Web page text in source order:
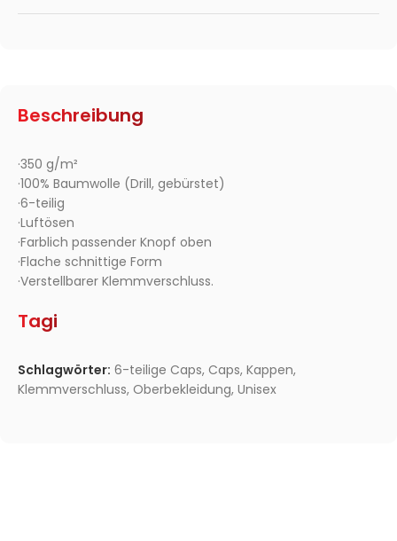
Beschreibung
·350 g/m²
·100% Baumwolle (Drill, gebürstet)
·6-teilig
·Luftösen
·Farblich passender Knopf oben
·Flache schnittige Form
·Verstellbarer Klemmverschluss.
Tagi
Schlagwörter: 6-teilige Caps, Caps, Kappen,
Klemmverschluss, Oberbekleidung, Unisex